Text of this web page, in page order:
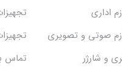
اداری
صوتی و تصویری
و شارژر
تماس